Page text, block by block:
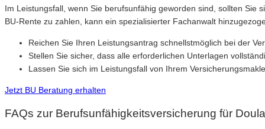
Im Leistungsfall, wenn Sie berufsunfähig geworden sind, sollten Sie
BU-Rente zu zahlen, kann ein spezialisierter Fachanwalt
Reichen Sie Ihren Leistungsantrag schnellstmöglich bei der
Stellen Sie sicher, dass alle erforderlichen Unterlagen
Lassen Sie sich im Leistungsfall von Ihrem
Jetzt BU Beratung erhalten
FAQs zur Berufsunfähigkeitsversicherung für Doula